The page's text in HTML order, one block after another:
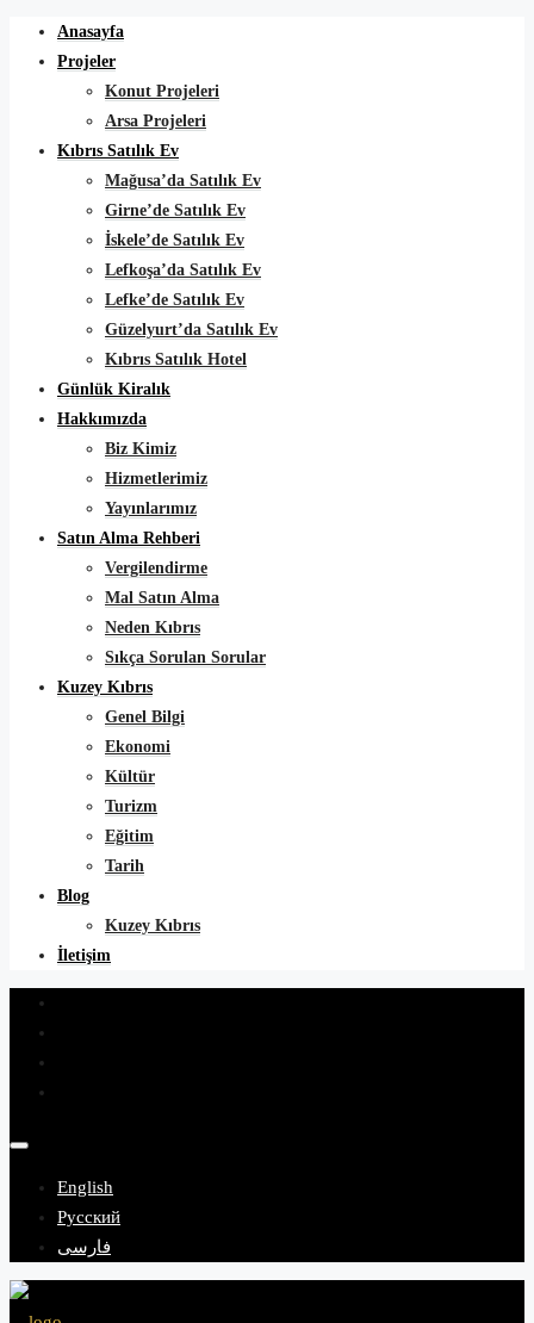
Anasayfa
Projeler
Konut Projeleri
Arsa Projeleri
Kıbrıs Satılık Ev
Mağusa’da Satılık Ev
Girne’de Satılık Ev
İskele’de Satılık Ev
Lefkoşa’da Satılık Ev
Lefke’de Satılık Ev
Güzelyurt’da Satılık Ev
Kıbrıs Satılık Hotel
Günlük Kiralık
Hakkımızda
Biz Kimiz
Hizmetlerimiz
Yayınlarımız
Satın Alma Rehberi
Vergilendirme
Mal Satın Alma
Neden Kıbrıs
Sıkça Sorulan Sorular
Kuzey Kıbrıs
Genel Bilgi
Ekonomi
Kültür
Turizm
Eğitim
Tarih
Blog
Kuzey Kıbrıs
İletişim
English
Русский
فارسی